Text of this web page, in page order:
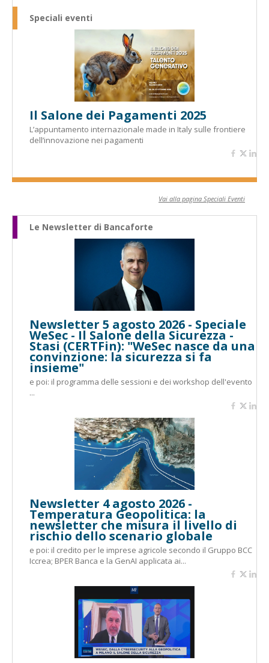
Speciali eventi
Il Salone dei Pagamenti 2025
L’appuntamento internazionale made in Italy sulle frontiere
dell’innovazione nei pagamenti
Vai alla pagina Speciali Eventi
Le Newsletter di Bancaforte
Newsletter 5 agosto 2026 - Speciale
WeSec - Il Salone della Sicurezza -
Stasi (CERTFin): "WeSec nasce da una
convinzione: la sicurezza si fa
insieme"
e poi: il programma delle sessioni e dei workshop dell'evento
...
Newsletter 4 agosto 2026 -
Temperatura Geopolitica: la
newsletter che misura il livello di
rischio dello scenario globale
e poi: il credito per le imprese agricole secondo il Gruppo BCC
Iccrea; BPER Banca e la GenAI applicata ai...